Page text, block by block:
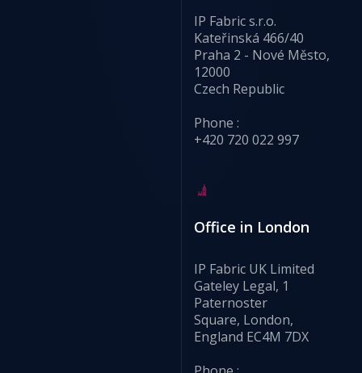
IP Fabric s.r.o.
Kateřinská 466/40
Praha 2 - Nové Město,
12000
Czech Republic
Phone :
+420 720 022 997
Office in London
IP Fabric UK Limited
Gateley Legal, 1
Paternoster
Square, London,
England EC4M 7DX